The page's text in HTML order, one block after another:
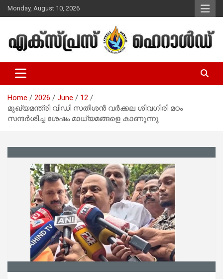
Skip
to
Monday, August 10, 2026
Express Herald – Malayalam
Christian News
Home 2026 June
12
മുഖ്യമന്ത്രി വിഡി സതീശൻ വർക്കല ശിവഗിരി മഠം
സന്ദർശിച്ച ശേഷം മാധ്യമങ്ങളെ കാണുന്നു